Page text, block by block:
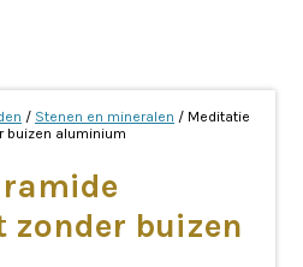
/ Stenen en mineralen / Meditatie
buizen aluminium
zonder buizen